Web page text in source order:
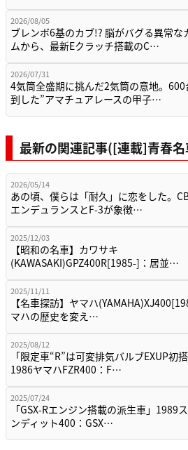
2026/08/05
ブレンボ6基のカブ!? 脳がバグる異常な
ムから、最新Eクラッチ搭載のC…
2026/07/31
4気筒全盛期に挑んだ2気筒の意地。600
到した”アマチュアレースの甲子…
最新の関連記事([連載]青春
2026/05/14
あの頃、僕らは「耐久」に恋をした。
エンデュランスとF-3が象徴…
2025/12/03
【昭和の名車】カワサキ
(KAWASAKI)GPZ400R[1985-]：居並…
2025/11/11
【名車探訪】ヤマハ
マハの歴史を変え…
2025/08/12
「限定車“R”は可変排気バルブEXUP初搭
1986ヤマハFZR400：F…
2025/07/24
「GSX-Rエンジン搭載の派生車」1989
ンディット400：GSX…